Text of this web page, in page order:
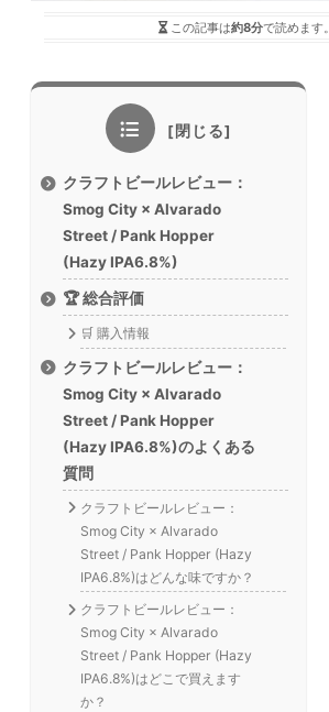
この記事は約8分で読めます。
クラフトビールレビュー：
Smog City × Alvarado
Street / Pank Hopper
(Hazy IPA6.8%)
🏆 総合評価
🛒 購入情報
クラフトビールレビュー：
Smog City × Alvarado
Street / Pank Hopper
(Hazy IPA6.8%)のよくある
質問
クラフトビールレビュー：
Smog City × Alvarado
Street / Pank Hopper (Hazy
IPA6.8%)はどんな味ですか？
クラフトビールレビュー：
Smog City × Alvarado
Street / Pank Hopper (Hazy
IPA6.8%)はどこで買えます
か？